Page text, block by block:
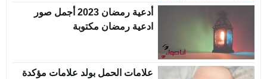
أدعية رمضان 2023 أجمل صور
ادعية رمضان مكتوبة
علامات الحمل بولد علامات مؤكدة